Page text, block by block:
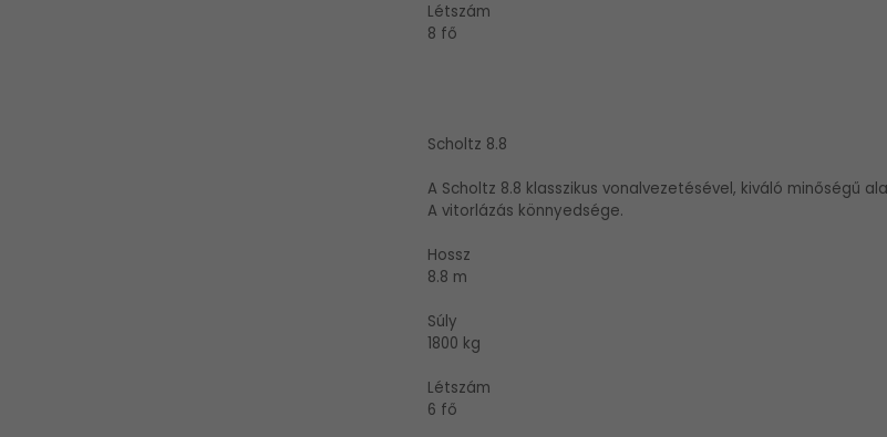
Létszám
8 fő
Scholtz 8.8
A Scholtz 8.8 klasszikus vonalvezetésével, kiváló minőségű
A vitorlázás könnyedsége.
Hossz
8.8 m
Súly
1800 kg
Létszám
6 fő